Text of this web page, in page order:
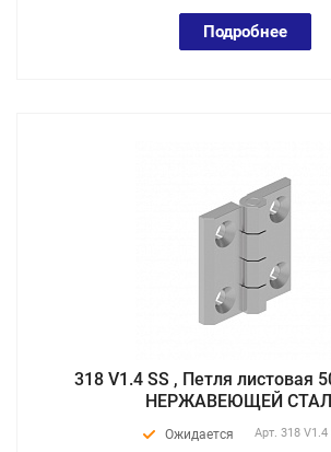
Подробнее
318 V1.4 SS , Петля листовая
НЕРЖАВЕЮЩЕЙ
Ожидается Арт. 318 V1.4